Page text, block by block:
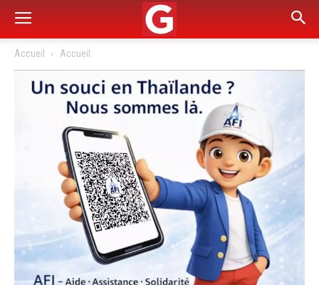
Accueil Accueil